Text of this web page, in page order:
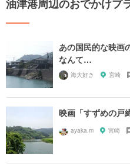
油津港周辺のおでかけプ
あの国民的な映画
なんて…
海大好き 宮崎
映画「すずめの戸
ayaka.m 宮崎